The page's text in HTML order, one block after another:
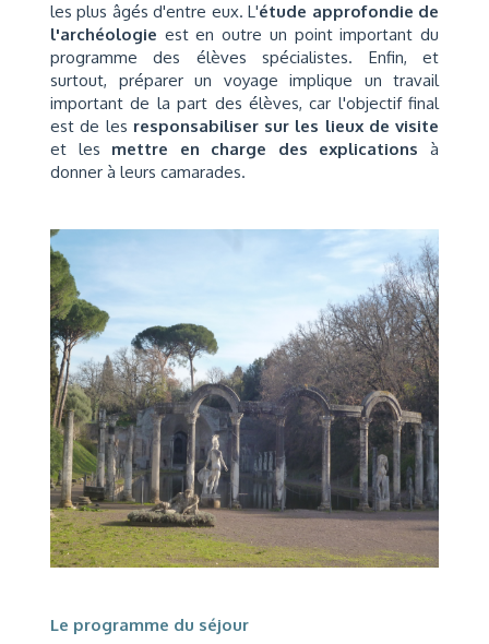
les plus âgés d'entre eux. L'étude approfondie de
l'archéologie est en outre un point important du
programme des élèves spécialistes. Enfin, et
surtout, préparer un voyage implique un travail
important de la part des élèves, car l'objectif final
est de les responsabiliser sur les lieux de visite
et les mettre en charge des explications à
donner à leurs camarades.
Le programme du séjour